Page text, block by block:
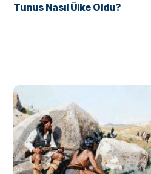
Tunus Nasıl Ülke Oldu?